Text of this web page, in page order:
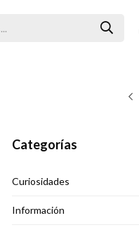
Categorías
Curiosidades
Información